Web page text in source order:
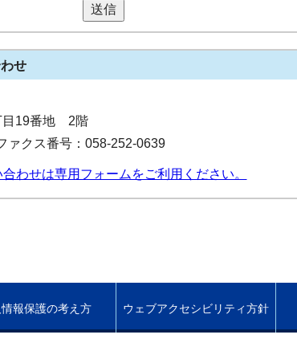
送信
せ
目19番地 2階
クス番号：058-252-0639
わせは専用フォームをご利用ください。
報保護の考え方 ウェブアクセシビリティ方針